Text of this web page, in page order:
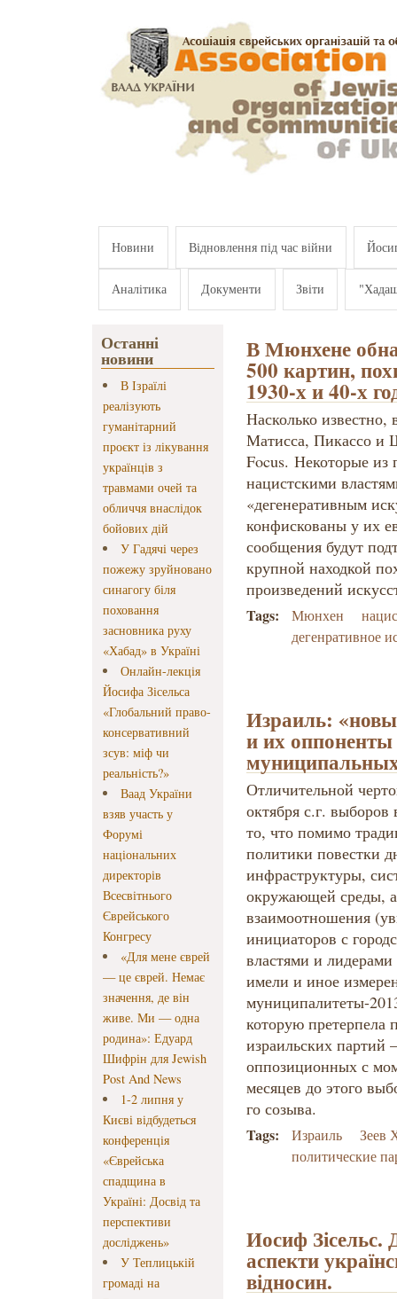
Новини Відновлення під час війни
Аналітика Документи Звіти
Останні
новини
В Ізраїлі
реалізують
гуманітарний
проєкт із лікування
українців з
травмами очей та
обличчя внаслідок
бойових дій
У Гадячі через
пожежу зруйновано
синагогу біля
поховання
засновника руху
«Хабад» в Україні
Онлайн-лекція
Йосифа Зісельса
«Глобальний право-
консервативний
зсув: міф чи
реальність?»
Ваад України
взяв участь у
Форумі
національних
директорів
Всесвітнього
Єврейського
Конгресу
«Для мене єврей
— це єврей. Немає
значення, де він
живе. Ми — одна
родина»: Едуард
Шифрін для Jewish
Post And News
1-2 липня у
Києві відбудеться
конференція
«Єврейська
спадщина в
Україні: Досвід та
перспективи
досліджень»
У Теплицькій
громаді на
В Мюнхене
500 картин,
1930-х и 40-х
Насколько известно,
Матисса, Пикассо и
Focus. Некоторые из
нацистскими
«дегенеративным
конфискованы у их
сообщения будут
крупной находкой
произведений
Tags: Мюнхен
дегенративное
Израиль:
и их
Отличительной
октября с.г.
то, что помимо
политики повестки
инфраструктуры,
окружающей среды,
взаимоотношения
инициаторов с
властями и
имели и иное
муниципалитеты-
которую претерпела
израильских партий
оппозиционных с
месяцев до этого
го созыва.
Tags: Израиль
Зеев
политические
Иосиф Зісельс.
аспекти
відносин.